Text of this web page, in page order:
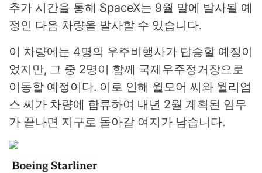
추가 시간을 통해 SpaceX는 9월 말에 발사될 예
정인 다음 차량을 발사할 수 있습니다.
이 차량에는 4명의 우주비행사가 탑승할 예정이
었지만, 그 중 2명이 함께 국제우주정거장으로
이동할 예정이다. 이로 인해 윌모어 씨와 윌리엄
스 씨가 차량에 합류하여 내년 2월 계획된 임무
가 끝나면 지구로 돌아갈 여지가 남습니다.